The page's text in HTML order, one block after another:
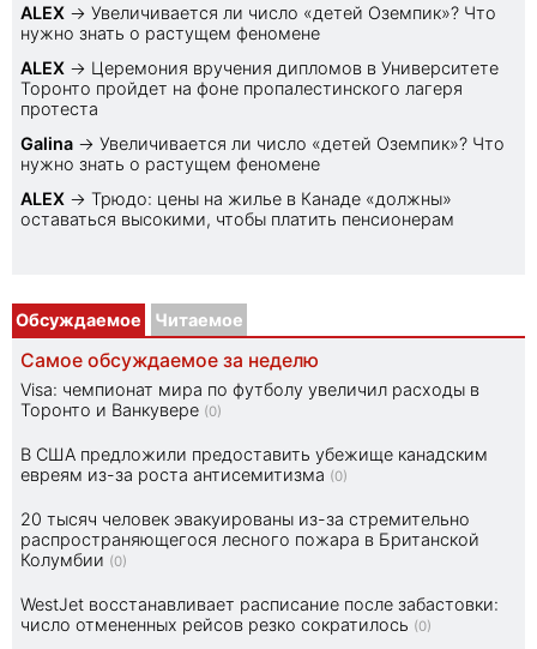
ALEX → Увеличивается ли число «детей Оземпик»? Что
нужно знать о растущем феномене
ALEX → Церемония вручения дипломов в Университете
Торонто пройдет на фоне пропалестинского лагеря
протеста
Galina → Увеличивается ли число «детей Оземпик»? Что
нужно знать о растущем феномене
ALEX → Трюдо: цены на жилье в Канаде «должны»
оставаться высокими, чтобы платить пенсионерам
Обсуждаемое Читаемое
Самое обсуждаемое за неделю
Visa: чемпионат мира по футболу увеличил расходы в
Торонто и Ванкувере (0)
В США предложили предоставить убежище канадским
евреям из-за роста антисемитизма (0)
20 тысяч человек эвакуированы из-за стремительно
распространяющегося лесного пожара в Британской
Колумбии (0)
WestJet восстанавливает расписание после забастовки:
число отмененных рейсов резко сократилось (0)